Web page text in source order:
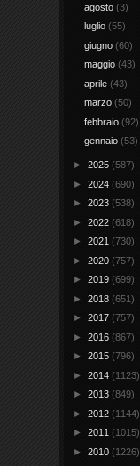
agosto (3)
luglio (55)
giugno (60)
maggio (43)
aprile (43)
marzo (50)
febbraio (92)
gennaio (53)
► 2025 (587)
► 2024 (690)
► 2023 (538)
► 2022 (618)
► 2021 (730)
► 2020 (757)
► 2019 (699)
► 2018 (651)
► 2017 (757)
► 2016 (867)
► 2015 (796)
► 2014 (1123)
► 2013 (849)
► 2012 (1144)
► 2011 (1015)
► 2010 (1226)